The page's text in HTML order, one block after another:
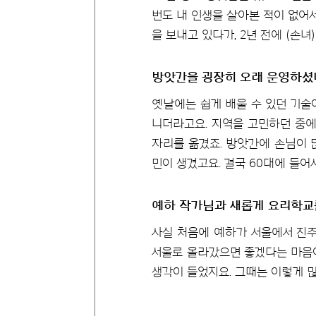
번도 내 인생을 살아본 적이 없어
을 보내고 있다가, 2년 전에 (손
방앗간을 굉장히 오래 운영하셨
옛날에는 쉽게 배울 수 있던 기술
니더라고요. 지역을 고민하던 중
자리를 옮겼죠. 방앗간에 손님이
민이 생겼고요. 결국 60대에 들어
예하 작가님과 새롭게 요리학
사실 처음에 예하가 서울에서 진
서울로 올라갔으면 좋겠다는 마
생각이 들었지요. 그때는 이렇게